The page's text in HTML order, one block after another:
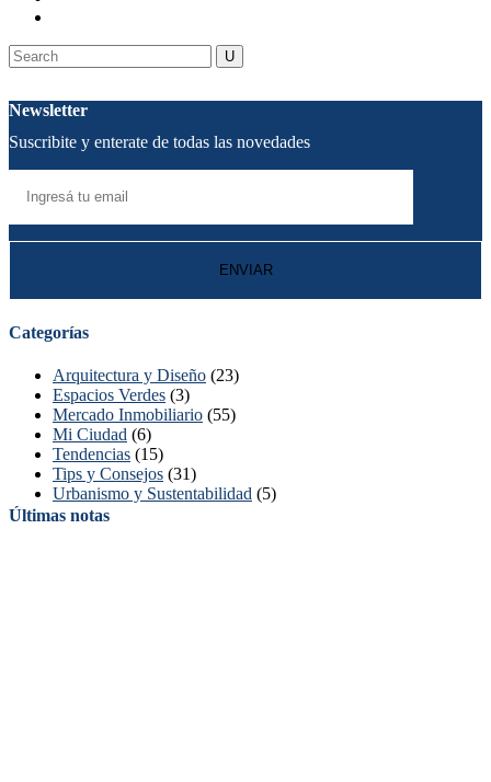
Newsletter
Suscribite y enterate de todas las novedades
Categorías
Arquitectura y Diseño (23)
Espacios Verdes (3)
Mercado Inmobiliario (55)
Mi Ciudad (6)
Tendencias (15)
Tips y Consejos (31)
Urbanismo y Sustentabilidad (5)
Últimas notas